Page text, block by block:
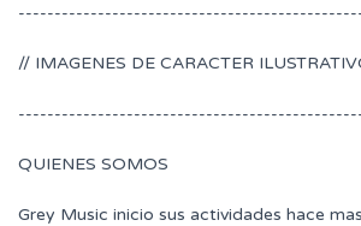
// IMAGENES DE CARACTER
QUIENES SOMOS
Grey Music inicio sus actividades hace